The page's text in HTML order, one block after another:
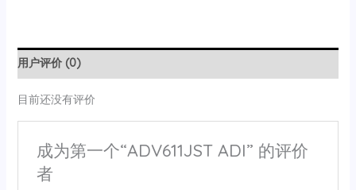
用户评价 (0)
目前还没有评价
成为第一个“ADV611JST ADI” 的评价
者